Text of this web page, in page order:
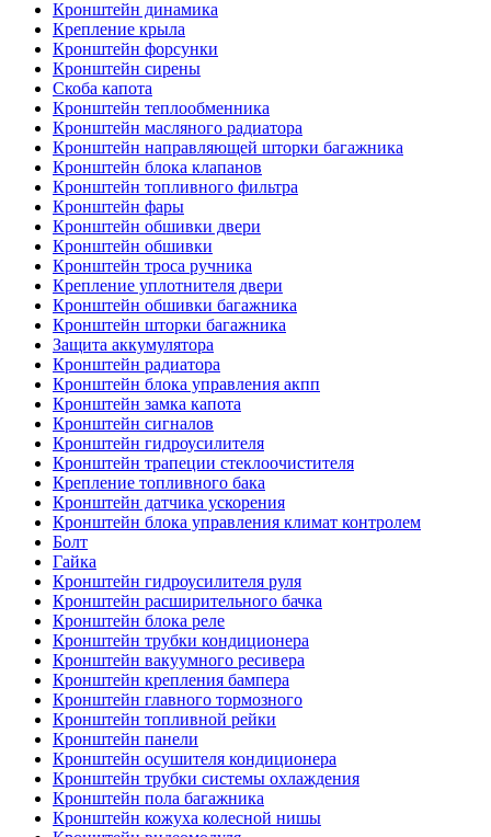
Кронштейн динамика
Крепление крыла
Кронштейн форсунки
Кронштейн сирены
Скоба капота
Кронштейн теплообменника
Кронштейн масляного радиатора
Кронштейн направляющей шторки багажника
Кронштейн блока клапанов
Кронштейн топливного фильтра
Кронштейн фары
Кронштейн обшивки двери
Кронштейн обшивки
Кронштейн троса ручника
Крепление уплотнителя двери
Кронштейн обшивки багажника
Кронштейн шторки багажника
Защита аккумулятора
Кронштейн радиатора
Кронштейн блока управления акпп
Кронштейн замка капота
Кронштейн сигналов
Кронштейн гидроусилителя
Кронштейн трапеции стеклоочистителя
Крепление топливного бака
Кронштейн датчика ускорения
Кронштейн блока управления климат контролем
Болт
Гайка
Кронштейн гидроусилителя руля
Кронштейн расширительного бачка
Кронштейн блока реле
Кронштейн трубки кондиционера
Кронштейн вакуумного ресивера
Кронштейн крепления бампера
Кронштейн главного тормозного
Кронштейн топливной рейки
Кронштейн панели
Кронштейн осушителя кондиционера
Кронштейн трубки системы охлаждения
Кронштейн пола багажника
Кронштейн кожуха колесной нишы